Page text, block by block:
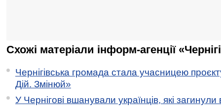
Схожі матеріали інформ-агенції
Чернігівська громада стала учасницею
Дій. Змінюй»
У Чернігові вшанували українців, які загинули